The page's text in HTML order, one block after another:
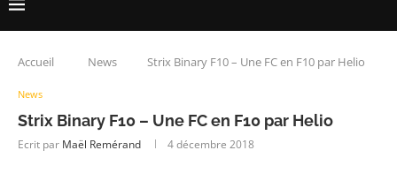
Accueil News Strix Binary F10 – Une FC en F10 par Helio
News
Strix Binary F10 – Une FC en F10 par Helio
Ecrit par Maël Remérand 4 décembre 2018